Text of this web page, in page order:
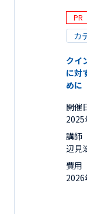
PR
カ
クイ
に対
めに
開催
講師
辺見
費用